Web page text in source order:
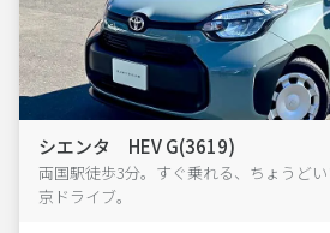
シエンタ HEV G(3619)
両国駅徒歩3分。すぐ乗れる、ちょうど
京ドライブ。